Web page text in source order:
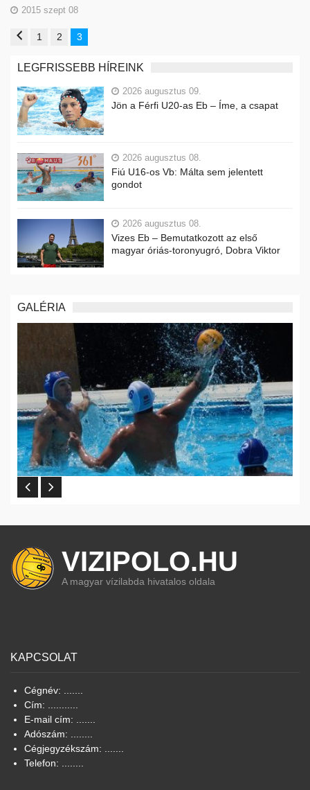
2015 szept 08
1 2 3
LEGFRISSEBB HÍREINK
2026 augusztus 09.
Jön a Férfi U20-as Eb – Íme, a csapat
2026 augusztus 08.
Fiú U16-os Vb: Málta sem jelentett
gondot
2026 augusztus 08.
Vizes Eb – Bemutatkozott az első
magyar óriás-toronyugró, Dobra Viktor
GALÉRIA
VIZIPOLO.HU
A magyar vízilabda hivatalos oldala
KAPCSOLAT
Cégnév: .......
Cím: ...........
E-mail cím: .......
Adószám: ........
Cégjegyzékszám: .......
Telefon: ........